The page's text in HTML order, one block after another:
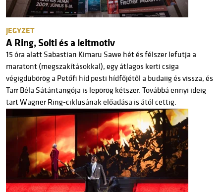
JEGYZET
A Ring, Solti és a leitmotiv
15 óra alatt Sabastian Kimaru Sawe hét és félszer lefutja a
maratont (megszakításokkal), egy átlagos kerti csiga
végigdübörög a Petőfi híd pesti hídfőjétől a budaiig és vissza, és
Tarr Béla Sátántangója is lepörög kétszer. Továbbá ennyi ideig
tart Wagner Ring-ciklusának előadása is ától cettig.